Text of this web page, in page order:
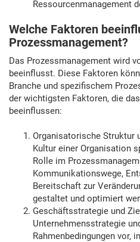
Ressourcenmanagement
Welche Faktoren
Prozessmanagement?
Das Prozessmanagement wird
beeinflusst. Diese Faktoren
Branche und spezifischem
der wichtigsten Faktoren, die
beeinflussen:
Organisatorische Struktur
Kultur einer Organisation
Rolle im
Kommunikationswege,
Bereitschaft zur
gestaltet und optimiert
Geschäftsstrategie und
Unternehmensstrategie
Rahmenbedingungen vor,